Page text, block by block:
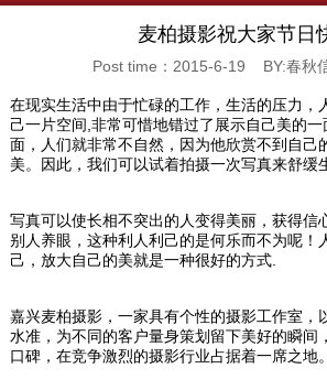
麦柏摄影祝大家节日
Post time：2015-6-19 BY:春秋
在现实生活中由于忙碌的工作，生活的压力，
己一片空间,非常可惜地错过了展示自己美的
面，人们就非常不自然，因为他欣赏不到自己
美。因此，我们可以试着拍摄一次写真来舒缓
写真可以使长相不突出的人变得美丽，获得信
别人养眼，这种利人利己的是何乐而不为呢！
己，放大自己的美就是一种很好的方式.
嘉兴麦柏摄影，一家具有个性的摄影工作室，
水准，为不同的客户量身策划留下美好的瞬间
口碑，在竞争激烈的摄影行业占据着一席之地。